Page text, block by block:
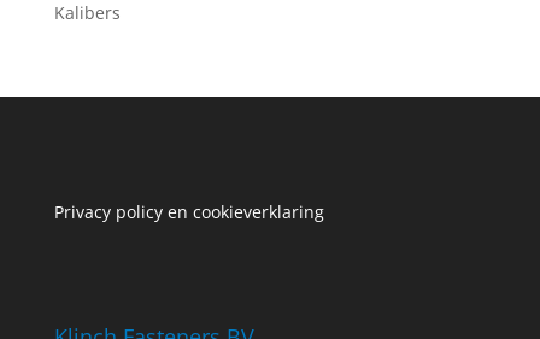
Kalibers
Privacy policy en cookieverklaring